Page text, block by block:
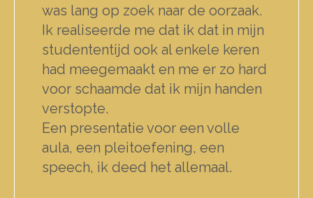
was lang op zoek naar de oorzaak.
Ik realiseerde me dat ik dat in mijn
studententijd ook al enkele keren
had meegemaakt en me er zo hard
voor schaamde dat ik mijn handen
verstopte.
Een presentatie voor een volle
aula, een pleitoefening, een
speech, ik deed het allemaal.